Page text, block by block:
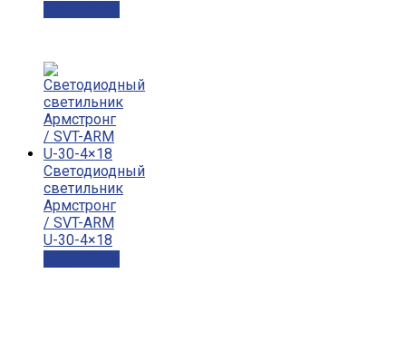
Светодиодный
светильник
Армстронг
/ SVT-ARM
U-30-4×18